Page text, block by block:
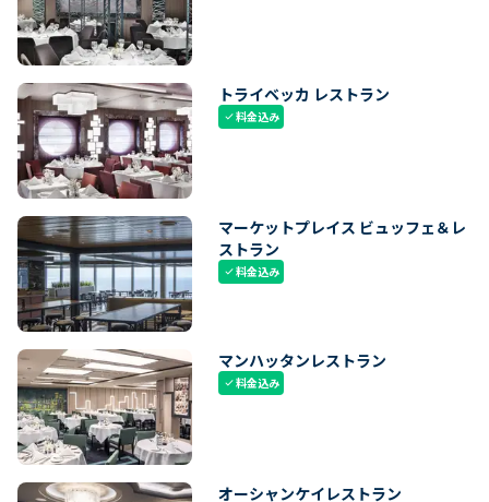
トライベッカ レストラン
check料金込み
マーケットプレイス ビュッフェ＆レ
ストラン
check料金込み
マンハッタンレストラン
check料金込み
オーシャンケイレストラン